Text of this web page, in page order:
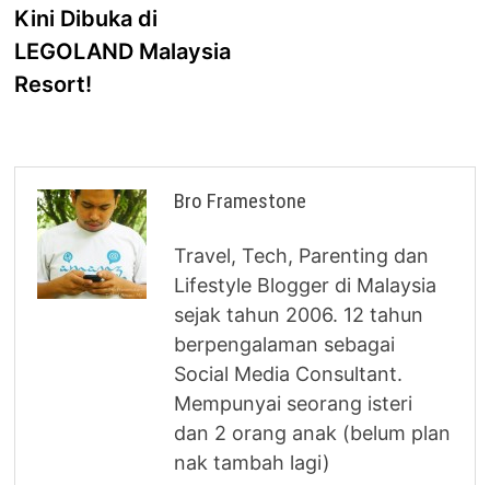
Kini Dibuka di
LEGOLAND Malaysia
Resort!
Bro Framestone
Travel, Tech, Parenting dan
Lifestyle Blogger di Malaysia
sejak tahun 2006. 12 tahun
berpengalaman sebagai
Social Media Consultant.
Mempunyai seorang isteri
dan 2 orang anak (belum plan
nak tambah lagi)